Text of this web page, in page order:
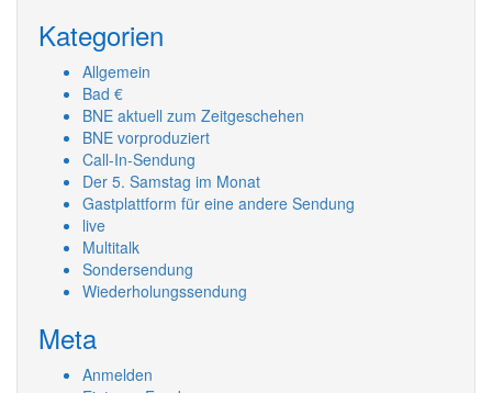
Kategorien
Allgemein
Bad €
BNE aktuell zum Zeitgeschehen
BNE vorproduziert
Call-In-Sendung
Der 5. Samstag im Monat
Gastplattform für eine andere Sendung
live
Multitalk
Sondersendung
Wiederholungssendung
Meta
Anmelden